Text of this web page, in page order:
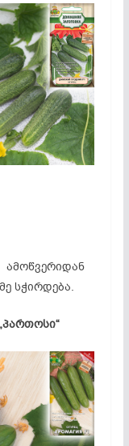
სჭირდება.